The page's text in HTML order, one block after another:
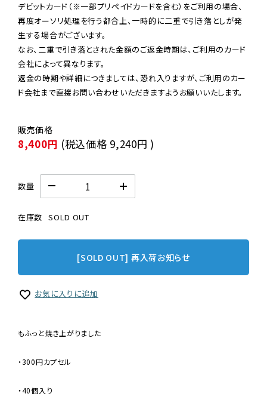
デビットカード（※一部プリペイドカードを含む）をご利用の場合、
再度オーソリ処理を行う都合上、一時的に二重で引き落としが発
生する場合がございます。
なお、二重で引き落とされた金額のご返金時期は、ご利用のカード
会社によって異なります。
返金の時期や詳細につきましては、恐れ入りますが、ご利用のカー
ド会社まで直接お問い合わせいただきますようお願いいたします。
8,400円 (税込価格 9,240円 )
数量
在庫数 SOLD OUT
[SOLD OUT] 再入荷お知らせ
お気に入りに追加
もふっと焼き上がりました
・300円カプセル
・40個入り